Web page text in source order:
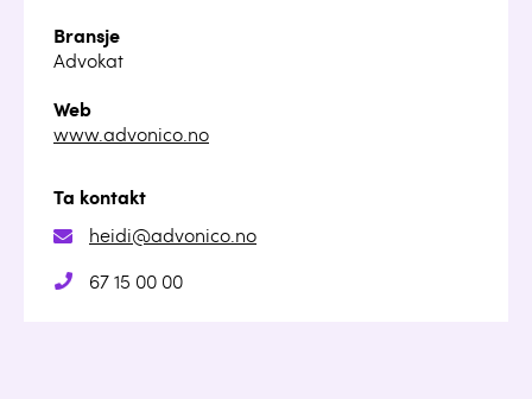
Bransje
Advokat
Web
www.advonico.no
Ta kontakt
heidi@advonico.no
67 15 00 00